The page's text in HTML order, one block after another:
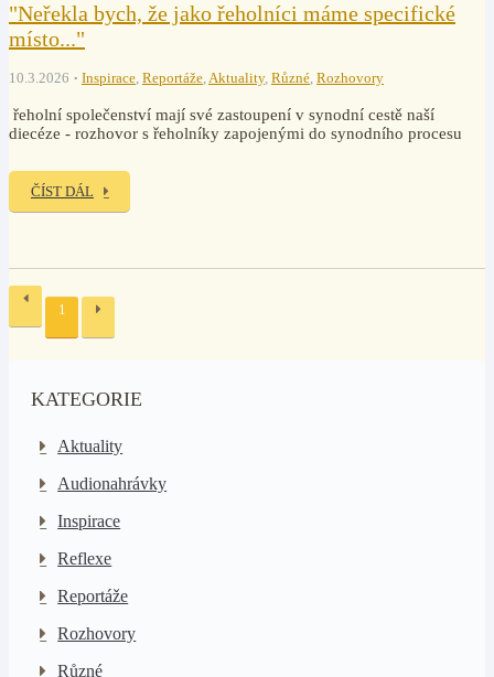
"Neřekla bych, že jako řeholníci máme specifické
místo..."
10.3.2026 Inspirace, Reportáže,Aktuality, Různé, Rozhovory
řeholní společenství mají své zastoupení v synodní cestě naší
diecéze - rozhovor s řeholníky zapojenými do synodního procesu
ČÍST DÁL
1
KATEGORIE
Aktuality
Audionahrávky
Inspirace
Reflexe
Reportáže
Rozhovory
Různé